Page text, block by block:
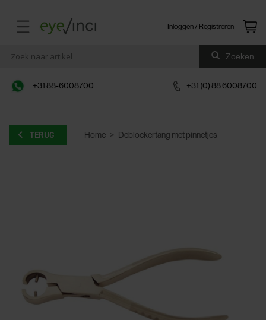
Inloggen / Registreren
Zoeken
+31 88-6008700 +31 (0) 88 6008700
TERUG Home > Deblockertang met pinnetjes